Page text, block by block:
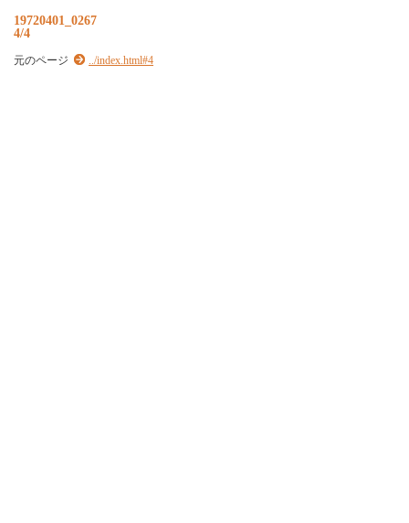
19720401_0267
4/4
元のページ ../index.html#4